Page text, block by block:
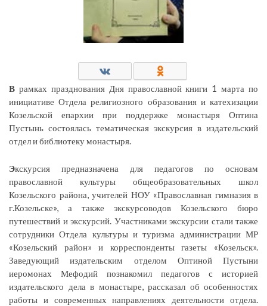
В рамках празднования Дня православной книги 1 марта по
инициативе Отдела религиозного образования и катехизации
Козельской епархии при поддержке монастыря Оптина
Пустынь состоялась тематическая экскурсия в издательский
отдел и библиотеку монастыря.
Экскурсия предназначена для педагогов по основам
православной культуры общеобразовательных школ
Козельского района, учителей НОУ «Православная гимназия в
г.Козельске», а также экскурсоводов Козельского бюро
путешествий и экскурсий. Участниками экскурсии стали также
сотрудники Отдела культуры и туризма администрации МР
«Козельский район» и корреспонденты газеты «Козельск».
Заведующий издательским отделом Оптиной Пустыни
иеромонах Мефодий познакомил педагогов с историей
издательского дела в монастыре, рассказал об особенностях
работы и современных направлениях деятельности отдела.